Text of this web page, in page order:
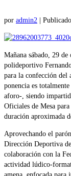
por admin2
Mañana sábado, 29
polideportivo
para la confección del
ponencia es
aforo-, siendo
Oficiales de Mesa
duración aproximada
Aprovechando el
Dirección Deportiva
colaboración con la
actividad lúdico-